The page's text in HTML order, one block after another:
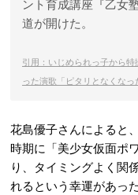
ント育成講座『乙女
道が開けた。
引用：いじめられっ子から
った演歌「ピタリとなくなっ
花島優子さんによると
時期に「美少女仮面ポ
り、タイミングよく関
れるという幸運があっ